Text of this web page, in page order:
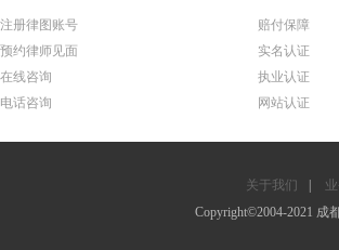
注册律图账号
预约律师见面
在线咨询
电话咨询
赔付保障
实名认证
执业认证
网站认证
关于我们
Copyright©2004-2021